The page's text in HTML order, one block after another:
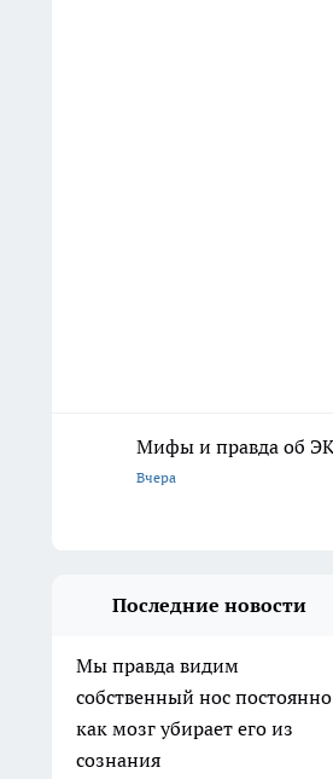
Мифы и правда об
Вчера
Последние новости
Мы правда видим
собственный нос
как мозг убирает его из
сознания